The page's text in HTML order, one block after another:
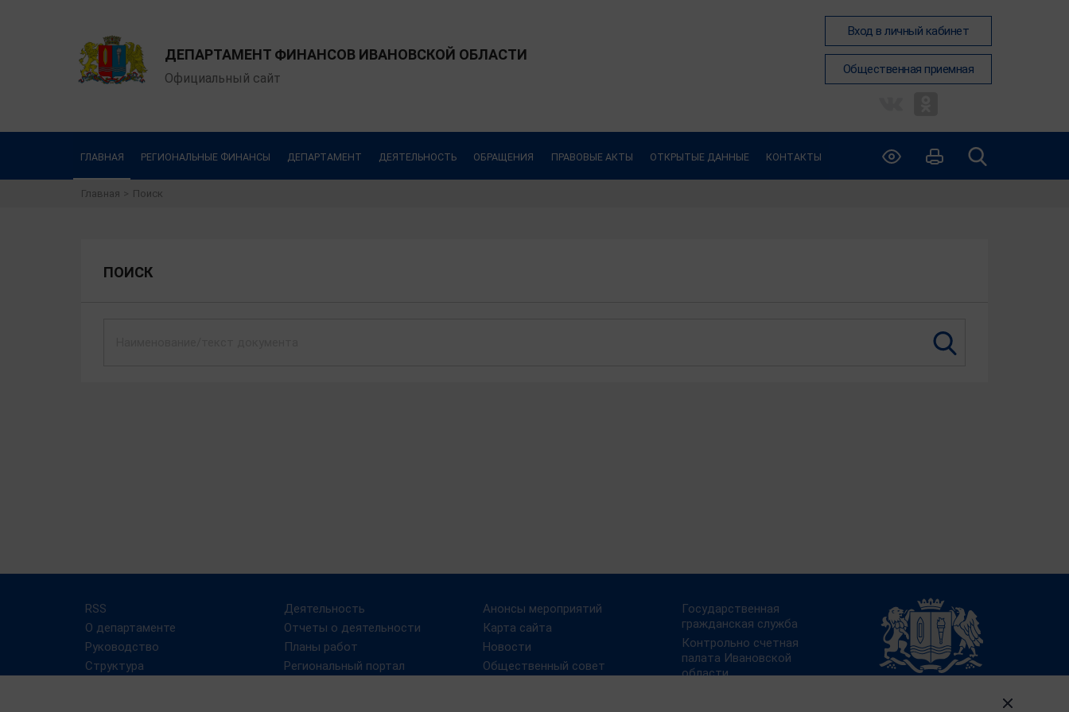
ДЕПАРТАМЕНТ ФИНАНСОВ ИВАНОВСКОЙ ОБЛАСТИ
Официальный сайт
Вход в личный кабинет
Общественная приемная
ГЛАВНАЯ РЕГИОНАЛЬНЫЕ ФИНАНСЫ ДЕПАРТАМЕНТ ДЕЯТЕЛЬНОСТЬ ОБРАЩЕНИЯ ПРАВОВЫЕ АКТЫ ОТКРЫТЫЕ ДАННЫЕ КОНТАКТЫ
Главная Поиск
ПОИСК
RSS
О департаменте
Руководство
Структура
Деятельность
Отчеты о деятельности
Планы работ
Региональный портал
Анонсы мероприятий
Карта сайта
Новости
Общественный совет
Государственная
гражданская служба
Контрольно счетная
палата Ивановской
области